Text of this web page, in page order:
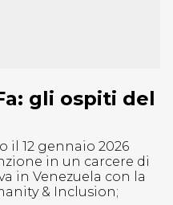
gli ospiti del
il 12 gennaio 2026
in un carcere di
in Venezuela con la
& Inclusion;